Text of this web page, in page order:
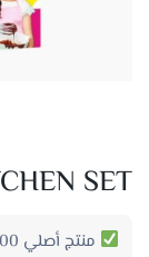
SET
منتج أصلي 100%